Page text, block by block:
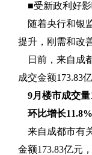
■受新政利好
随着央行和银
提升，刚需和改
日前，来自成
成交金额173.83
9月楼市成交量
环比增长11.8%
来自成都市有
金额173.83亿元